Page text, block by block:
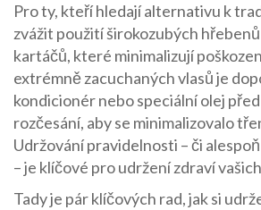
Pro ty, kteří hledají alternativu k
zvážit použití širokozubých
kartáčů, které minimalizují
extrémně zacuchaných vlasů je
kondicionér nebo speciální olej
rozčesání, aby se minimalizovalo
Udržování pravidelnosti – či
– je klíčové pro udržení zdraví
Tady je pár klíčových rad, jak si